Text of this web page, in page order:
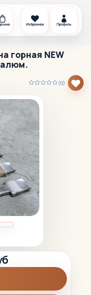
Избранное Профиль
горная NEW
алюм.
(0)